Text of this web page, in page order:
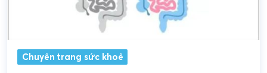
Chuyên trang sức khoẻ